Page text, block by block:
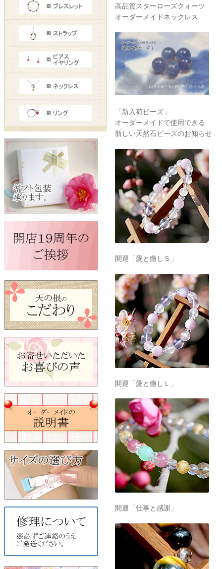
高品質スターローズクォーツ
オーダーメイドネックレス
「新入荷ビーズ」
オーダーメイドで使用できる
新しい天然石ビーズのお知らせ
開運「愛と癒しＳ」
開運「愛と癒しＬ」
開運「仕事と感謝」